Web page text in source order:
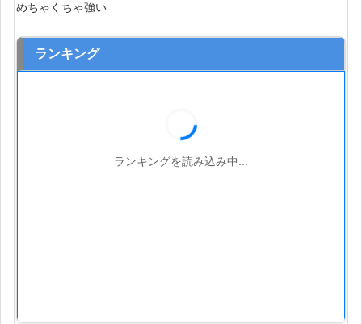
めちゃくちゃ強い
ランキング
ランキングを読み込み中...